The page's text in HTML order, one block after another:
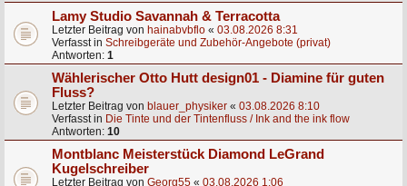
Lamy Studio Savannah & Terracotta
Letzter Beitrag von hainabvbflo « 03.08.2026 8:31
Verfasst in Schreibgeräte und Zubehör-Angebote (privat)
Antworten: 1
Wählerischer Otto Hutt design01 - Diamine für guten
Fluss?
Letzter Beitrag von blauer_physiker « 03.08.2026 8:10
Verfasst in Die Tinte und der Tintenfluss / Ink and the ink flow
Antworten: 10
Montblanc Meisterstück Diamond LeGrand
Kugelschreiber
Letzter Beitrag von Georg55 « 03.08.2026 1:06